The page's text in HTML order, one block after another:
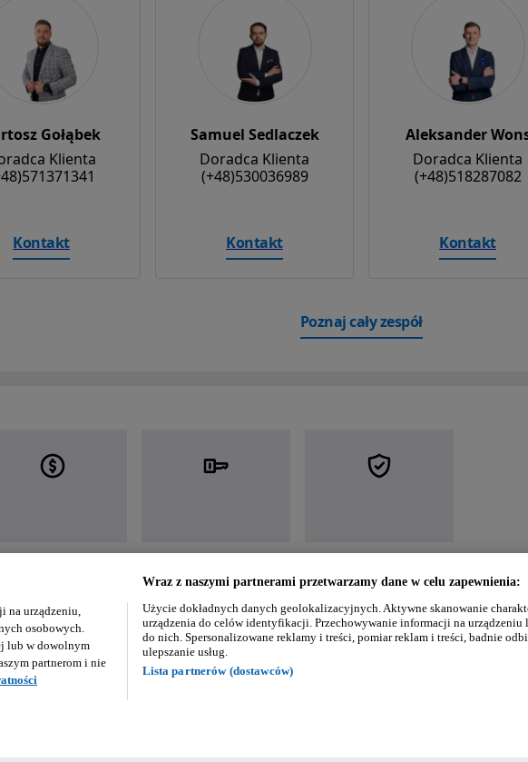
Gołąbek
Klienta
Kontakt
Samuel Sedlaczek
Doradca Klienta
(+48)530036989
Kontakt
Aleksander
Doradca Klienta
(+48)518287082
Kontakt
Poznaj cały zespół
na urządzeniu,
osobowych.
lub w dowolnym
partnerom i nie
Wraz z naszymi partnerami przetwarzamy dane w celu zapewnienia:
Użycie dokładnych danych geolokalizacyjnych. Aktywne skanowanie
urządzenia do celów identyfikacji. Przechowywanie informacji na urządzeniu
do nich. Spersonalizowane reklamy i treści, pomiar reklam i treści, badnie
ulepszanie usług.
Lista partnerów (dostawców)